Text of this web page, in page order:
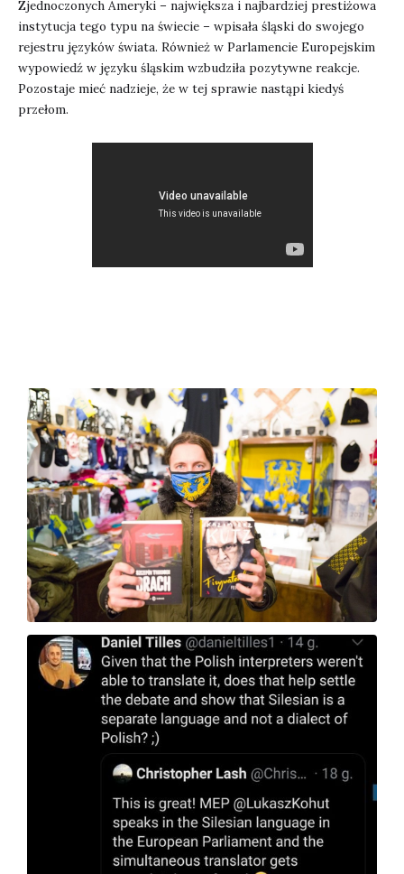
Zjednoczonych Ameryki – największa i najbardziej prestiżowa
instytucja tego typu na świecie – wpisała śląski do swojego
rejestru języków świata. Również w Parlamencie Europejskim
wypowiedź w języku śląskim wzbudziła pozytywne reakcje.
Pozostaje mieć nadzieje, że w tej sprawie nastąpi kiedyś
przełom.